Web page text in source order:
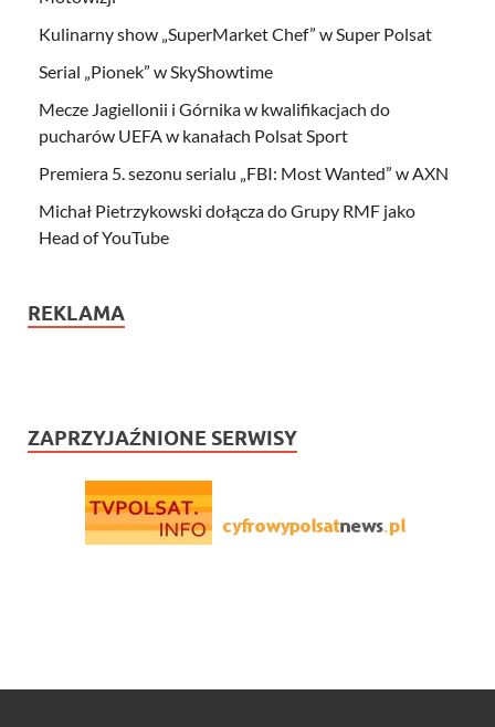
Kulinarny show „SuperMarket Chef” w Super Polsat
Serial „Pionek” w SkyShowtime
Mecze Jagiellonii i Górnika w kwalifikacjach do
pucharów UEFA w kanałach Polsat Sport
Premiera 5. sezonu serialu „FBI: Most Wanted” w AXN
Michał Pietrzykowski dołącza do Grupy RMF jako
Head of YouTube
REKLAMA
ZAPRZYJAŹNIONE SERWISY